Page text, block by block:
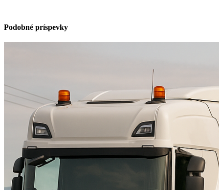
Podobné príspevky